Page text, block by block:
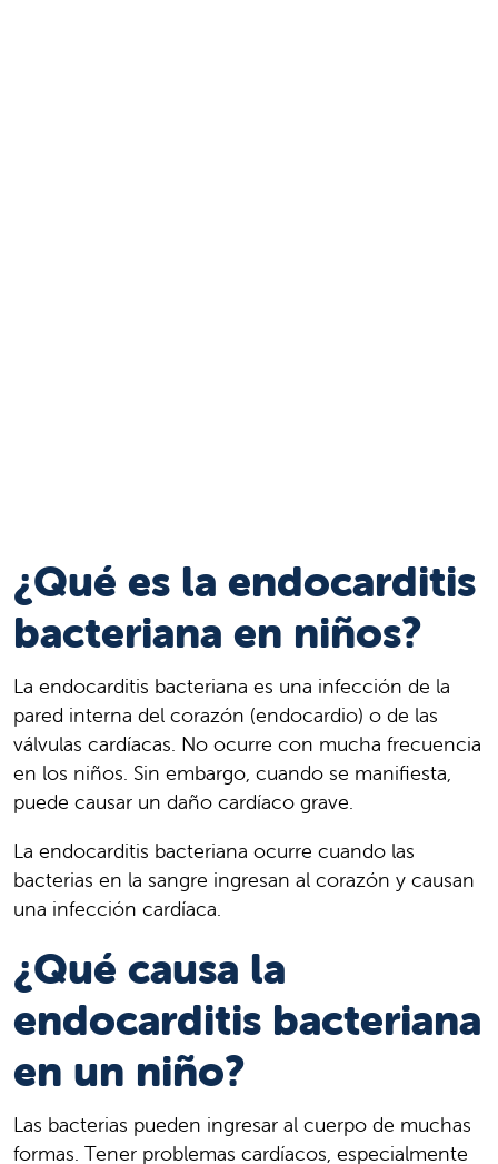
¿Qué es la endocarditis
bacteriana en niños?
La endocarditis bacteriana es una infección de la
pared interna del corazón (endocardio) o de las
válvulas cardíacas. No ocurre con mucha frecuencia
en los niños. Sin embargo, cuando se manifiesta,
puede causar un daño cardíaco grave.
La endocarditis bacteriana ocurre cuando las
bacterias en la sangre ingresan al corazón y causan
una infección cardíaca.
¿Qué causa la
endocarditis bacteriana
en un niño?
Las bacterias pueden ingresar al cuerpo de muchas
formas. Tener problemas cardíacos, especialmente